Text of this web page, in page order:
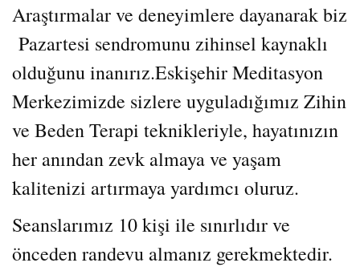
Araştırmalar ve deneyimlere dayanarak biz
Pazartesi sendromunu zihinsel kaynaklı
olduğunu inanırız.Eskişehir Meditasyon
Merkezimizde sizlere uyguladığımız Zihin
ve Beden Terapi teknikleriyle, hayatınızın
her anından zevk almaya ve yaşam
kalitenizi artırmaya yardımcı oluruz.
Seanslarımız 10 kişi ile sınırlıdır ve
önceden randevu almanız gerekmektedir.